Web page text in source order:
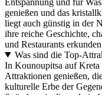
genießen und das
liegt auch günstig in der
ihre reiche Geschichte,
und Restaurants
Was sind die Top-
In Kounoupitsa auf Kreta
Attraktionen genießen,
kulturelle Erbe der